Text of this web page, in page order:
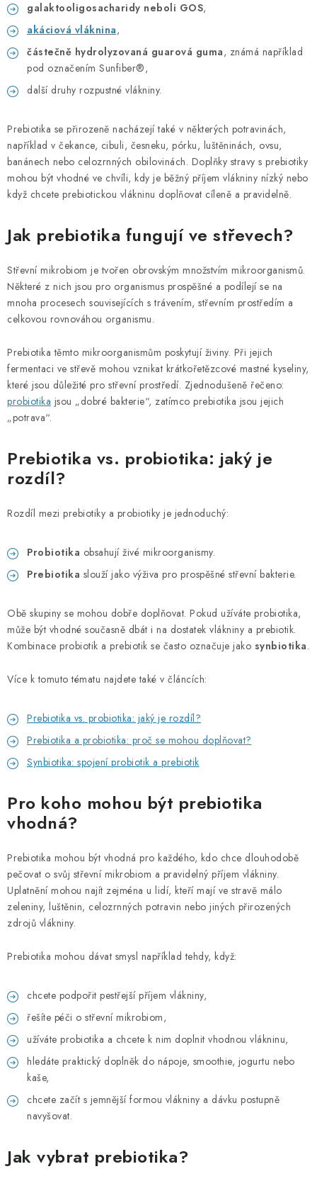
galaktooligosacharidy neboli GOS,
akáciová vláknina,
částečně hydrolyzovaná guarová guma, známá například
pod označením Sunfiber®,
další druhy rozpustné vlákniny.
Prebiotika se přirozeně nacházejí také v některých potravinách,
například v čekance, cibuli, česneku, pórku, luštěninách, ovsu,
banánech nebo celozrnných obilovinách. Doplňky stravy s prebiotiky
mohou být vhodné ve chvíli, kdy je běžný příjem vlákniny nízký nebo
když chcete prebiotickou vlákninu doplňovat cíleně a pravidelně.
Jak prebiotika fungují ve střevech?
Střevní mikrobiom je tvořen obrovským množstvím mikroorganismů.
Některé z nich jsou pro organismus prospěšné a podílejí se na
mnoha procesech souvisejících s trávením, střevním prostředím a
celkovou rovnováhou organismu.
Prebiotika těmto mikroorganismům poskytují živiny. Při jejich
fermentaci ve střevě mohou vznikat krátkořetězcové mastné kyseliny,
které jsou důležité pro střevní prostředí. Zjednodušeně řečeno:
probiotika jsou „dobré bakterie“, zatímco prebiotika jsou jejich
„potrava“.
Prebiotika vs. probiotika: jaký je
rozdíl?
Rozdíl mezi prebiotiky a probiotiky je jednoduchý:
Probiotika obsahují živé mikroorganismy.
Prebiotika slouží jako výživa pro prospěšné střevní bakterie.
Obě skupiny se mohou dobře doplňovat. Pokud užíváte probiotika,
může být vhodné současně dbát i na dostatek vlákniny a prebiotik.
Kombinace probiotik a prebiotik se často označuje jako synbiotika.
Více k tomuto tématu najdete také v článcích:
Prebiotika vs. probiotika: jaký je rozdíl?
Prebiotika a probiotika: proč se mohou doplňovat?
Synbiotika: spojení probiotik a prebiotik
Pro koho mohou být prebiotika
vhodná?
Prebiotika mohou být vhodná pro každého, kdo chce dlouhodobě
pečovat o svůj střevní mikrobiom a pravidelný příjem vlákniny.
Uplatnění mohou najít zejména u lidí, kteří mají ve stravě málo
zeleniny, luštěnin, celozrnných potravin nebo jiných přirozených
zdrojů vlákniny.
Prebiotika mohou dávat smysl například tehdy, když:
chcete podpořit pestřejší příjem vlákniny,
řešíte péči o střevní mikrobiom,
užíváte probiotika a chcete k nim doplnit vhodnou vlákninu,
hledáte praktický doplněk do nápoje, smoothie, jogurtu nebo
kaše,
chcete začít s jemnější formou vlákniny a dávku postupně
navyšovat.
Jak vybrat prebiotika?